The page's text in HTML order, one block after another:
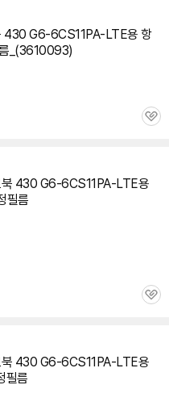
430 G6-6CS11PA-LTE용 항
_(3610093)
관
북 430 G6-6CS11PA-LTE용
필름
관
북 430 G6-6CS11PA-LTE용
필름